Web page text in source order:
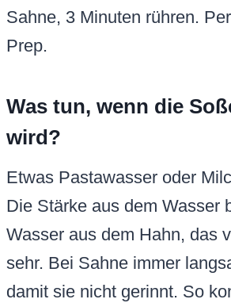
Sahne, 3 Minuten rühren.
Prep.
Was tun, wenn die
wird?
Etwas Pastawasser oder
Die Stärke aus dem Wasser
Wasser aus dem Hahn, das
sehr. Bei Sahne immer
damit sie nicht gerinnt. So